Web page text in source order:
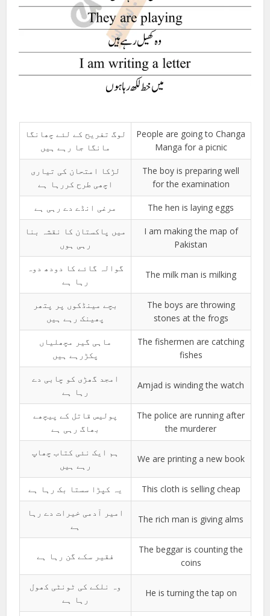
لوگ تفریح کے لئے چھانگا
مانگا جا رہے ہیں
People are going to Changa
Manga for a picnic
لڑکا امتحان کی تیاری
اچھی طرح کررہا ہے
The boy is preparing well
for the examination
مرغی انڈے دے رہی ہے The hen is laying eggs
میں پاکستان کا نقشہ بنا
رہی ہوں
I am making the map of
Pakistan
گوالہ گائے کا دودھ دوہ
رہا ہے
The milk man is milking
بچے مینڈکوں پر پتھر
پھینک رہے ہیں
The boys are throwing
stones at the frogs
ماہی گیر مچھلیاں
پکڑرہے ہیں
The fishermen are catching
fishes
امجد گھڑی کو چابی دے
رہا ہے
Amjad is winding the watch
پولیس قاتل کے پیچھے
بھاگ رہی ہے
The police are running after
the murderer
ہم ایک نئی کتاب چھاپ
رہے ہیں
We are printing a new book
یہ کپڑا سستا بک رہا ہے This cloth is selling cheap
امیر آدمی خیرات دے رہا
ہے
The rich man is giving alms
فقیر سکے گن رہا ہے
The beggar is counting the
coins
وہ نلکے کی ٹونٹی کھول
رہا ہے
He is turning the tap on